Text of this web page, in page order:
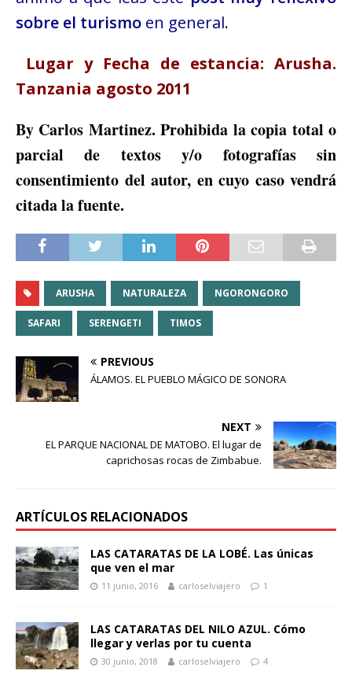
sobre el turismo en general.
Lugar y Fecha de estancia: Arusha.
Tanzania agosto 2011
By Carlos Martinez. Prohibida la copia total o
parcial de textos y/o fotografías sin
consentimiento del autor, en cuyo caso vendrá
citada la fuente.
ARUSHA NATURALEZA NGORONGORO
SAFARI SERENGETI TIMOS
PREVIOUS
ÁLAMOS. EL PUEBLO MÁGICO DE SONORA
NEXT
EL PARQUE NACIONAL DE MATOBO. El lugar de
caprichosas rocas de Zimbabue.
ARTÍCULOS RELACIONADOS
LAS CATARATAS DE LA LOBÉ. Las únicas
que ven el mar
11 junio, 2016 carloselviajero 1
LAS CATARATAS DEL NILO AZUL. Cómo
llegar y verlas por tu cuenta
30 junio, 2018 carloselviajero 4